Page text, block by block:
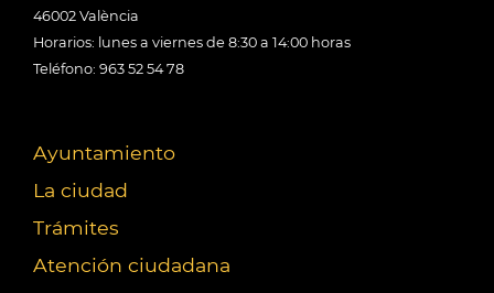
46002 València
Horarios: lunes a viernes de 8:30 a 14:00 horas
Teléfono: 963 52 54 78
Ayuntamiento
La ciudad
Trámites
Atención ciudadana